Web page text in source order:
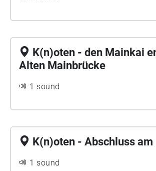
K(n)oten - den Mainkai
Alten Mainbrücke
1 sound
K(n)oten - Abschluss
1 sound